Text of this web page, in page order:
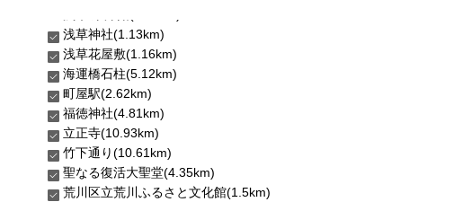
浅草神社(1.13km)
浅草花屋敷(1.16km)
海運橋石柱(5.12km)
町屋駅(2.62km)
福徳神社(4.81km)
立正寺(10.93km)
竹下通り(10.61km)
聖なる復活大聖堂(4.35km)
荒川区立荒川ふるさと文化館(1.5km)